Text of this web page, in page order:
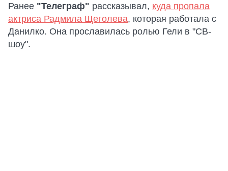
Ранее "Телеграф" рассказывал, куда пропала
актриса Радмила Щеголева, которая работала с
Данилко. Она прославилась ролью Гели в "СВ-
шоу".